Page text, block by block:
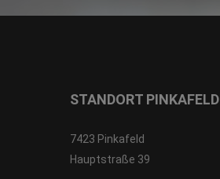
STANDORT PINKAFELD
7423 Pinkafeld
Hauptstraße 39